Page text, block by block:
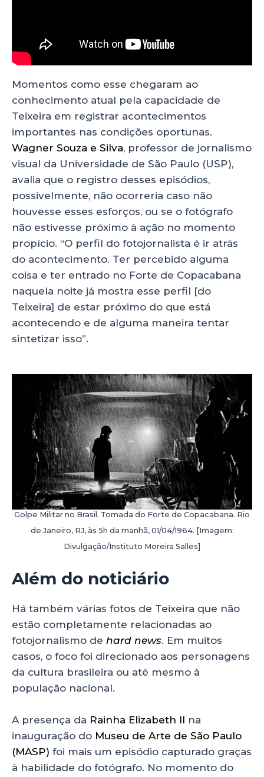
Momentos como esse chegaram ao
conhecimento atual pela capacidade de
Teixeira em registrar acontecimentos
importantes nas condições oportunas.
Wagner Souza e Silva, professor de jornalismo
visual da Universidade de São Paulo (USP),
avalia que o registro desses episódios,
possivelmente, não ocorreria caso não
houvesse esses esforços, ou se o fotógrafo
não estivesse próximo à ação no momento
propício. “O perfil do fotojornalista é ir atrás
do acontecimento. Ter percebido alguma
coisa e ter entrado no Forte de Copacabana
naquela noite já mostra esse perfil [do
Teixeira] de estar próximo do que está
acontecendo e de alguma maneira tentar
sintetizar isso”.
Golpe Militar no Brasil. Tomada do Forte de Copacabana. Rio
de Janeiro, RJ, às 5h da manhã, 01/04/1964. [Imagem:
Divulgação/Instituto Moreira Salles]
Além do noticiário
Há também várias fotos de Teixeira que não
estão completamente relacionadas ao
fotojornalismo de hard news. Em muitos
casos, o foco foi direcionado aos personagens
da cultura brasileira ou até mesmo à
população nacional.
A presença da Rainha Elizabeth II na
inauguração do Museu de Arte de São Paulo
(MASP) foi mais um episódio capturado graças
à habilidade do fotógrafo. No momento do